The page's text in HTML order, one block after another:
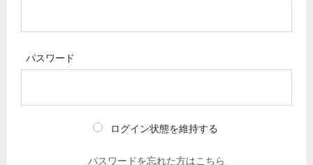
パスワード
ログイン状態を維持する
パスワードを忘れた方はこちら